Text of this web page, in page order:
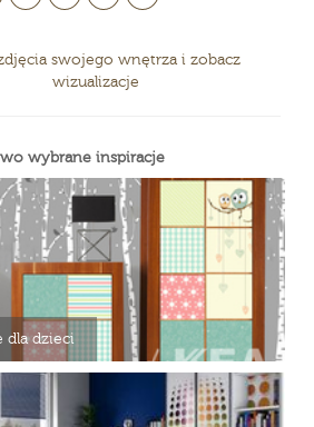
swojego wnętrza i zobacz
wizualizacje
wybrane inspiracje
dla dzieci